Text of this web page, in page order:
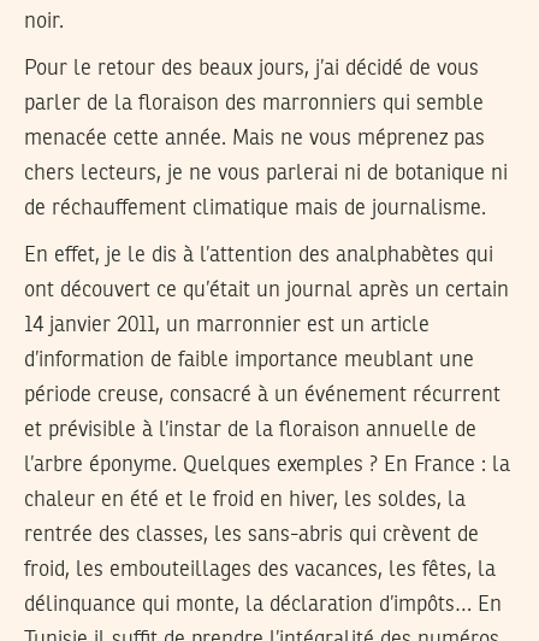
noir.
Pour le retour des beaux jours, j’ai décidé de vous
parler de la floraison des marronniers qui semble
menacée cette année. Mais ne vous méprenez pas
chers lecteurs, je ne vous parlerai ni de botanique ni
de réchauffement climatique mais de journalisme.
En effet, je le dis à l’attention des analphabètes qui
ont découvert ce qu’était un journal après un certain
14 janvier 2011, un marronnier est un article
d’information de faible importance meublant une
période creuse, consacré à un événement récurrent
et prévisible à l’instar de la floraison annuelle de
l’arbre éponyme. Quelques exemples ? En France : la
chaleur en été et le froid en hiver, les soldes, la
rentrée des classes, les sans-abris qui crèvent de
froid, les embouteillages des vacances, les fêtes, la
délinquance qui monte, la déclaration d’impôts… En